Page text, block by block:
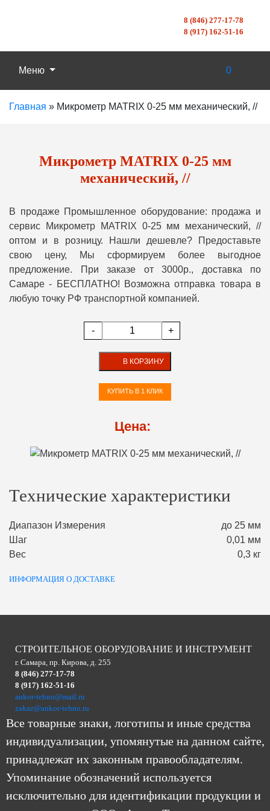
8 (846) 277-17-78
8 (917) 162-51-16
Меню 0
Главная » Микрометр MATRIX 0-25 мм механический, //
Микрометр MATRIX 0-25 мм
механический, //
В продаже Промышленное оборудование: продажа и
сервис Микрометр MATRIX 0-25 мм механический, //
оптом и в розницу. Нашли дешевле? Предоставьте
свою цену, Мы сформируем более выгодное
предложение. При заказе от 3000р., доставка по
Самаре - БЕСПЛАТНО! Возможна отправка товара в
любую точку РФ транспортной компанией.
- +
В КОРЗИНУ
КУПИТЬ В 1 КЛИК
Цена:
Технические характеристики
Диапазон Измерения
до 25 мм
Шаг
0,01 мм
Вес
0,3 кг
ИНФОРМАЦИЯ О ДОСТАВКЕ
СТРОИТЕЛЬНОЕ ОБОРУДОВАНИЕ И ИНСТРУМЕНТ
г. Самара, пр. Кирова, д. 255
8 (846) 277-17-78
8 (917) 162-51-16
ankor-tehno@mail.ru
zakaz@ankor-tehno.ru
Все товарные знаки, логотипы и иные средства
индивидуализации, упомянутые на данном сайте,
принадлежат их законным правообладателям.
Упоминание обозначений используется
исключительно для идентификации продукции и